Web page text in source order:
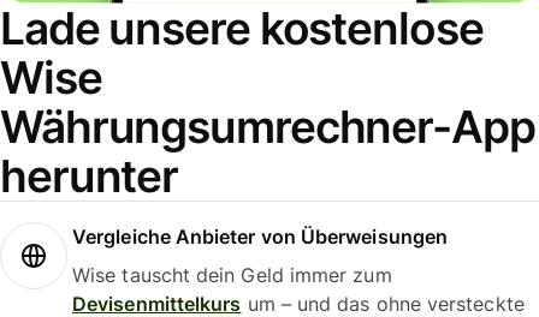
Lade unsere kostenlose
Wise
Währungsumrechner-App
herunter
Vergleiche Anbieter von Überweisungen
Wise tauscht dein Geld immer zum
Devisenmittelkurs um – und das ohne versteckte